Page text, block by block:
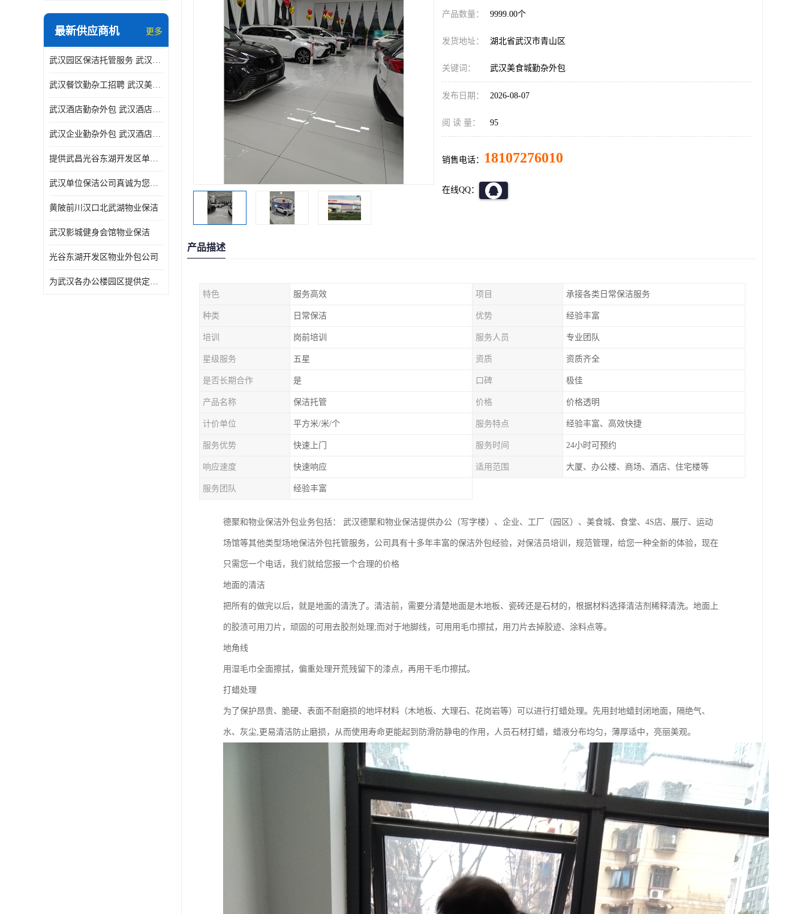
最新供应商机 更多
武汉园区保洁托管服务 武汉运动场馆勤杂外包 武汉餐饮勤杂服务托管
武汉餐饮勤杂工招聘 武汉美食堂定点保洁 武汉酒店勤杂外包
武汉酒店勤杂外包 武汉酒店勤杂服务托管
武汉企业勤杂外包 武汉酒店勤杂服务外包
提供武昌光谷东湖开发区单位保洁
武汉单位保洁公司真诚为您服务
黄陂前川汉口北武湖物业保洁
武汉影城健身会馆物业保洁
光谷东湖开发区物业外包公司
为武汉各办公楼园区提供定点保洁服务
产品数量： 9999.00个
发货地址： 湖北省武汉市青山区
关键词： 武汉美食城勤杂外包
发布日期： 2026-08-07
阅 读 量： 95
销售电话： 18107276010
在线QQ：
产品描述
特色 服务高效 项目 承接各类日常保洁服务
种类 日常保洁 优势 经验丰富
培训 岗前培训 服务人员 专业团队
星级服务 五星 资质 资质齐全
是否长期合作 是 口碑 极佳
产品名称 保洁托管 价格 价格透明
计价单位 平方米/米/个 服务特点 经验丰富、高效快捷
服务优势 快速上门 服务时间 24小时可预约
响应速度 快速响应 适用范围 大厦、办公楼、商场、酒店、住宅楼等
服务团队 经验丰富
德聚和物业保洁外包业务包括： 武汉德聚和物业保洁提供办公（写字楼）、企业、工厂（园区）、美食城、食堂、4S店、展厅、运动
场馆等其他类型场地保洁外包托管服务，公司具有十多年丰富的保洁外包经验，对保洁员培训，规范管理，给您一种全新的体验，现在
只需您一个电话，我们就给您报一个合理的价格
地面的清洁
把所有的做完以后，就是地面的清洗了。清洁前，需要分清楚地面是木地板、瓷砖还是石材的，根据材料选择清洁剂稀释清洗。地面上
的胶渍可用刀片，顽固的可用去胶剂处理;而对于地脚线，可用用毛巾擦拭，用刀片去掉胶迹、涂料点等。
地角线
用湿毛巾全面擦拭，偏重处理开荒残留下的漆点，再用干毛巾擦拭。
打蜡处理
为了保护昂贵、脆硬、表面不耐磨损的地坪材料（木地板、大理石、花岗岩等）可以进行打蜡处理。先用封地蜡封闭地面，隔绝气、
水、灰尘,更易清洁防止磨损，从而使用寿命更能起到防滑防静电的作用，人员石材打蜡，蜡液分布均匀，薄厚适中，亮丽美观。